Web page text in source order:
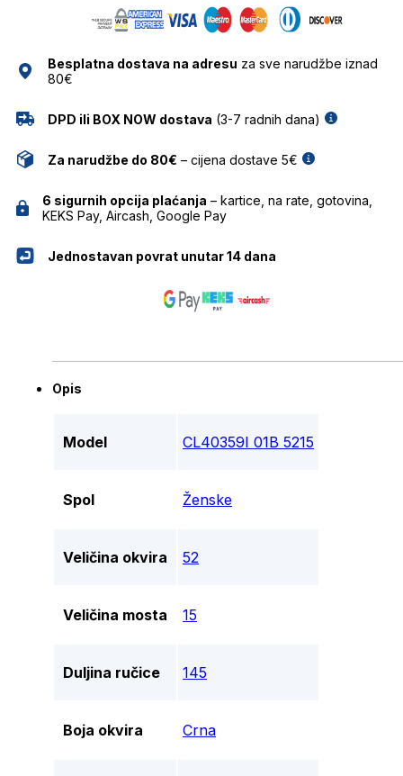
Besplatna dostava na adresu za sve narudžbe iznad
80€
DPD ili BOX NOW dostava (3-7 radnih dana)
Za narudžbe do 80€ – cijena dostave 5€
6 sigurnih opcija plaćanja – kartice, na rate, gotovina,
KEKS Pay, Aircash, Google Pay
Jednostavan povrat unutar 14 dana
Opis
Model CL40359I 01B 5215
Spol Ženske
Veličina okvira 52
Veličina mosta 15
Duljina ručice 145
Boja okvira Crna